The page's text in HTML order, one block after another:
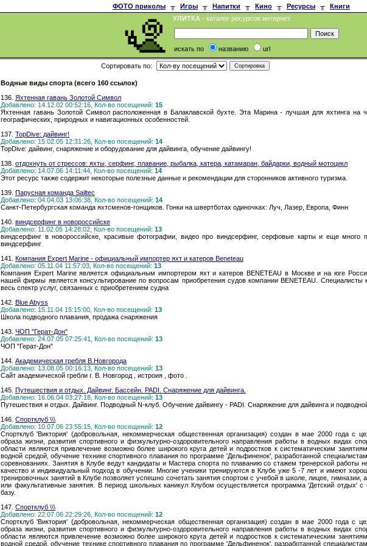
ФОТО приколы ╥ Игры ╥ Напитки ╥ Кино ╥ Ресурсы ╥
Книги
УЛИТКА - каталог ресурсов интернет
искать по названию url
Сортировать по:
Водные виды спорта (всего 160 ссылок)
136. Яхтенная гавань Золотой Символ
Добавлено: 14.12.02 00:52:16, Кол-во посещений: 15
Яхтенная гавань Золотой Символ расположенная в Балаклавской бухте. Эта Марина - лучшая для яхтинга на
географических, природных и навигационных особенностей.
137. TopDive: дайвинг!
Добавлено: 15.02.05 12:31:26, Кол-во посещений: 14
TopDive: дайвинг, снаряжение и оборудование для дайвинга, обучение дайвингу!
138. отдохнуть от стрессов: яхты, серфинг, плавание, рыбалка, катера, катамаран, байдарки, водный мотоцикл
Добавлено: 14.07.06 14:11:44, Кол-во посещений: 14
Этот ресурс также содержит некоторые полезные данные и рекомендации для сторонников активного туризма.
139. Парусная команда Sailtec
Добавлено: 04.04.03 13:06:38, Кол-во посещений: 14
Санкт-Петербургская команда яхтсменов-гонщиков. Гонки на швертботах одиночках: Луч, Лазер, Европа, Финн
140. виндсерфинг в новороссийске
Добавлено: 11.02.05 14:28:02, Кол-во посещений: 13
виндсерфинг в новороссийске, красивые фотографии, видео про виндсерфинг, серфовые карты и еще много
виндсерфинг
141. Компания Expert Marine - официальный импортер яхт и катеров Beneteau
Добавлено: 05.11.04 11:57:03, Кол-во посещений: 13
Компания Expert Marine является официальным импортером яхт и катеров BENETEAU в Москве и на юге
нашей фирмы является консультирование по вопросам приобретения судов компании BENETEAU. Специалисты
весь спектр услуг, связанных с приобретением судна
142. Blue Abyss
Добавлено: 15.11.04 15:15:00, Кол-во посещений: 13
Школа подводного плавания, продажа снаряжения
143. ЧОП "Герат-Дон"
Добавлено: 24.07.05 07:25:41, Кол-во посещений: 13
ЧОП "Герат-Дон"
144. Академическая гребля В.Новгорода
Добавлено: 13.08.05 00:16:13, Кол-во посещений: 13
Сайт академической гребли г. В. Новгород , истроия , фото .
145. Путешествия и отдых. Дайвинг. Бассейн. PADI. Снаряжение для дайвинга.
Добавлено: 16.06.04 03:27:18, Кол-во посещений: 13
Путешествия и отдых. Дайвинг. Подводный N-клуб. Обучение дайвингу - PADI. Снаряжение для дайвинга и
146. Спортклуб \\\
Добавлено: 10.07.06 23:55:15, Кол-во посещений: 12
Спортклуб 'Виктория' (добровольная, некоммерческая общественная организация) создан в мае 2000 года с
образа жизни, развития спортивного и физкультурно-оздоровительного направления работы в водных видах
области являются привлечение возможно более широкого круга детей и подростков к систематическим
водной средой, обучение технике спортивного плавания по программе 'Дельфиненок', разработанной
соревнованиях. Занятия в Клубе ведут кандидаты и Мастера спорта по плаванию со стажем тренерской работы
качество и индивидуальный подход в обучении. Многие ученики тренируются в Клубе уже 5 -7 лет и имеют
тренировочных занятий в Клубе позволяет успешно сочетать занятия спортом с учебой в школе, лицее, гимназии,
или факультативные занятия. В период школьных каникул Клубом осуществляется программа 'Детский отдых' с
базу.
147. Спортклуб \\\
Добавлено: 22.07.06 22:29:26, Кол-во посещений: 12
Спортклуб 'Виктория' (добровольная, некоммерческая общественная организация) создан в мае 2000 года с
образа жизни, развития спортивного и физкультурно-оздоровительного направления работы в водных видах
области являются привлечение возможно более широкого круга детей и подростков к систематическим
водной средой, обучение технике спортивного плавания по программе 'Дельфиненок', разработанной